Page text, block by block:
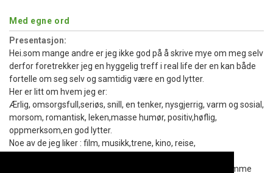
Med egne ord
Presentasjon:
Hei.som mange andre er jeg ikke god på å skrive mye om meg selv
derfor foretrekker jeg en hyggelig treff i real life der en kan både
fortelle om seg selv og samtidig være en god lytter.
Her er litt om hvem jeg er:
Ærlig, omsorgsfull,seriøs, snill, en tenker, nysgjerrig, varm og sosial,
morsom, romantisk, leken,masse humør, positiv,høflig,
oppmerksom,en god lytter.
Noe av de jeg liker : film, musikk,trene, kino, reise,
strand,sykle,kafé,gå på byen en gang i blant,matlaging,hjemme